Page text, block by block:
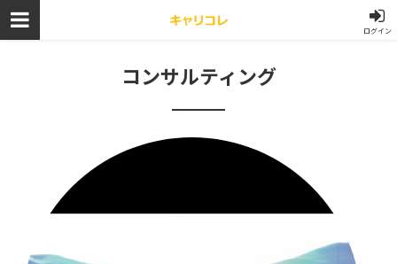
ログイン
コンサルティング